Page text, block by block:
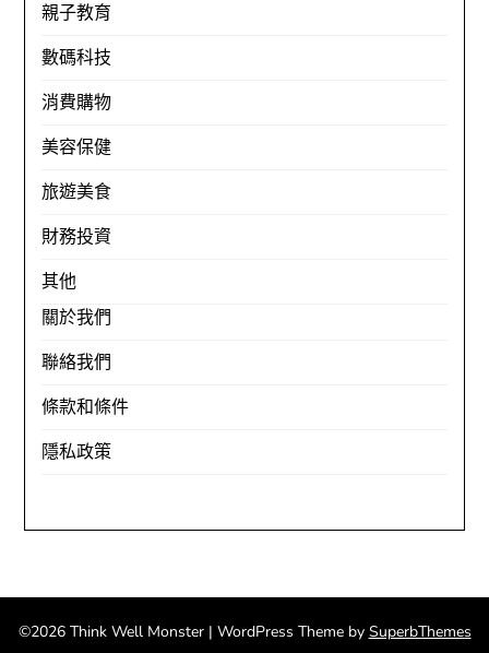
親子教育
數碼科技
消費購物
美容保健
旅遊美食
財務投資
其他
關於我們
聯絡我們
條款和條件
隱私政策
©2026 Think Well Monster | WordPress Theme by SuperbThemes